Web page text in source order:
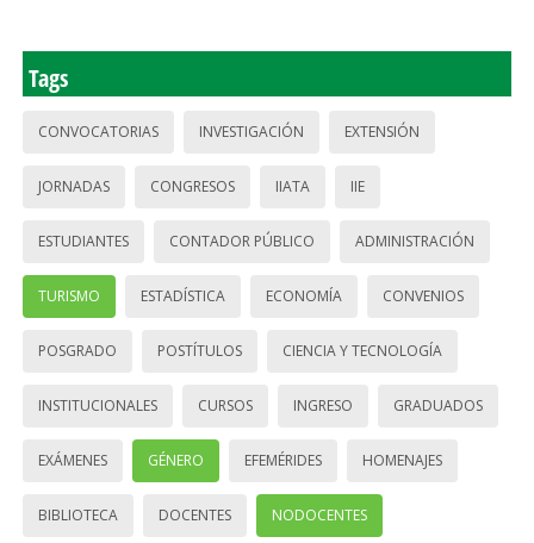
Tags
CONVOCATORIAS INVESTIGACIÓN EXTENSIÓN
JORNADAS CONGRESOS IIATA IIE
ESTUDIANTES CONTADOR PÚBLICO ADMINISTRACIÓN
TURISMO ESTADÍSTICA ECONOMÍA CONVENIOS
POSGRADO POSTÍTULOS CIENCIA Y TECNOLOGÍA
INSTITUCIONALES CURSOS INGRESO GRADUADOS
EXÁMENES GÉNERO EFEMÉRIDES HOMENAJES
BIBLIOTECA DOCENTES NODOCENTES